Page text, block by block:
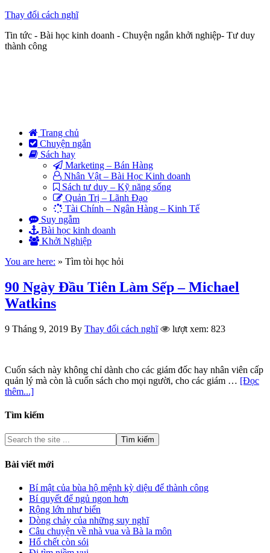
Thay đổi cách nghĩ
Tin tức - Bài học kinh doanh - Chuyện ngắn khởi nghiệp- Tư duy
thành công
Trang chủ
Chuyện ngắn
Sách hay
Marketing – Bán Hàng
Nhân Vật – Bài Học Kinh doanh
Sách tư duy – Kỹ năng sống
Quản Trị – Lãnh Đạo
Tài Chính – Ngân Hàng – Kinh Tế
Suy ngẫm
Bài học kinh doanh
Khởi Nghiệp
You are here: » Tìm tòi học hỏi
90 Ngày Đầu Tiên Làm Sếp – Michael
Watkins
9 Tháng 9, 2019 By Thay đổi cách nghĩ lượt xem: 823
Cuốn sách này không chỉ dành cho các giám đốc hay nhân viên cấp
quản lý mà còn là cuốn sách cho mọi người, cho các giám … [Đọc
thêm...]
Tìm kiếm
Bài viết mới
Bí mật của bùa hộ mệnh kỳ diệu để thành công
Bí quyết để ngủ ngon hơn
Rộng lớn như biển
Dòng chảy của những suy nghĩ
Câu chuyện về nhà vua và Bà la môn
Hổ chết còn sói